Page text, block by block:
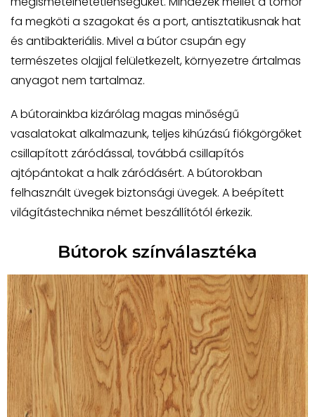
fa megköti a szagokat és a port, antisztatikusnak hat
és antibakteriális. Mivel a bútor csupán egy
természetes olajjal felületkezelt, környezetre ártalmas
anyagot nem tartalmaz.
A bútorainkba kizárólag magas minőségű
vasalatokat alkalmazunk, teljes kihúzású fiókgörgőket
csillapított záródással, továbbá csillapítós
ajtópántokat a halk záródásért. A bútorokban
felhasznált üvegek biztonsági üvegek. A beépített
világítástechnika német beszállítótól érkezik.
Bútorok színválasztéka